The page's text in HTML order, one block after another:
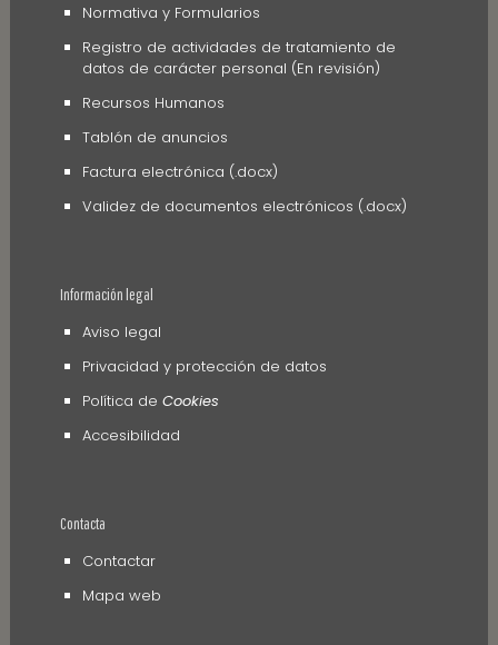
Normativa y Formularios
Registro de actividades de tratamiento de
datos de carácter personal (En revisión)
Recursos Humanos
Tablón de anuncios
Factura electrónica (.docx)
Validez de documentos electrónicos (.docx)
Información legal
Aviso legal
Privacidad y protección de datos
Política de Cookies
Accesibilidad
Contacta
Contactar
Mapa web